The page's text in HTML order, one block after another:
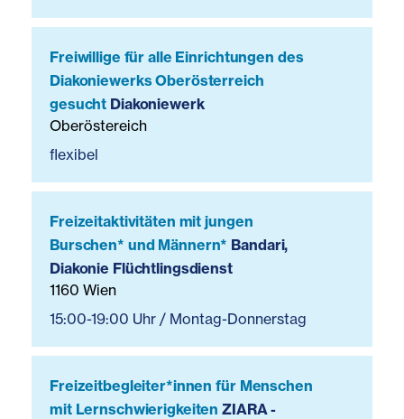
Freiwillige für alle Einrichtungen des
Diakoniewerks Oberösterreich
gesucht Diakoniewerk
Oberöstereich
flexibel
Freizeitaktivitäten mit jungen
Burschen* und Männern* Bandari,
Diakonie Flüchtlingsdienst
1160 Wien
15:00-19:00 Uhr / Montag-Donnerstag
Freizeitbegleiter*innen für Menschen
mit LernschwierigkeitenZIARA -